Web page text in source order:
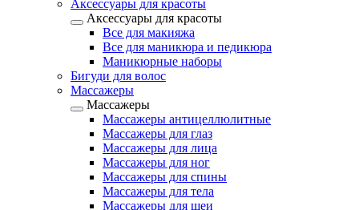
Аксессуары для красоты
Аксессуары для красоты
Все для макияжа
Все для маникюра и педикюра
Маникюрные наборы
Бигуди для волос
Массажеры
Массажеры
Массажеры антицеллюлитные
Массажеры для глаз
Массажеры для лица
Массажеры для ног
Массажеры для спины
Массажеры для тела
Массажеры для шеи